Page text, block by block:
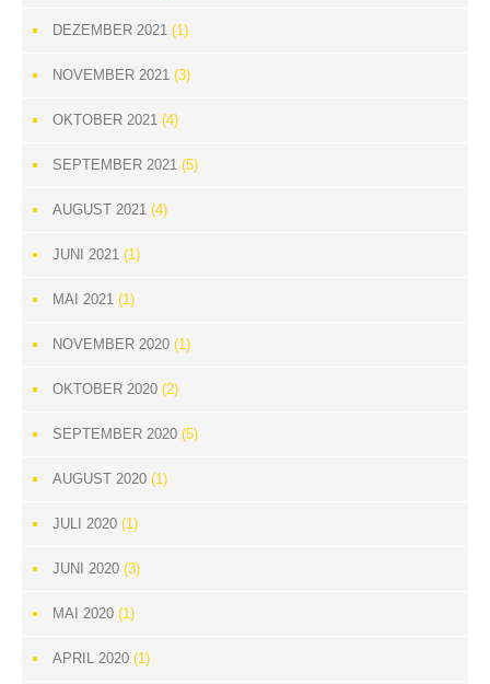
DEZEMBER 2021 (1)
NOVEMBER 2021 (3)
OKTOBER 2021 (4)
SEPTEMBER 2021 (5)
AUGUST 2021 (4)
JUNI 2021 (1)
MAI 2021 (1)
NOVEMBER 2020 (1)
OKTOBER 2020 (2)
SEPTEMBER 2020 (5)
AUGUST 2020 (1)
JULI 2020 (1)
JUNI 2020 (3)
MAI 2020 (1)
APRIL 2020 (1)